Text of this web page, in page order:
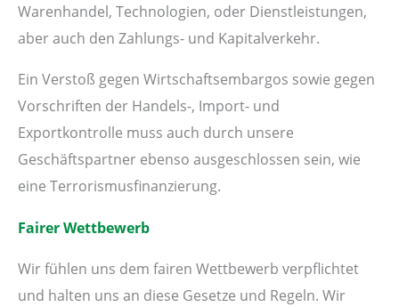
Warenhandel, Technologien, oder Dienstleistungen,
aber auch den Zahlungs- und Kapitalverkehr.
Ein Verstoß gegen Wirtschaftsembargos sowie gegen
Vorschriften der Handels-, Import- und
Exportkontrolle muss auch durch unsere
Geschäftspartner ebenso ausgeschlossen sein, wie
eine Terrorismusfinanzierung.
Fairer Wettbewerb
Wir fühlen uns dem fairen Wettbewerb verpflichtet
und halten uns an diese Gesetze und Regeln. Wir